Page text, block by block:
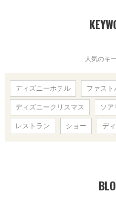
人気のキ
ディズニーホテル ファスト
ディズニークリスマス ソア
レストラン ショー デ